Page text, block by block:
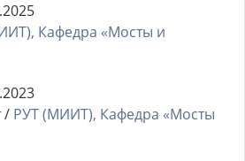
Кафедра «Мосты и
/ РУТ (МИИТ), Кафедра «Мосты